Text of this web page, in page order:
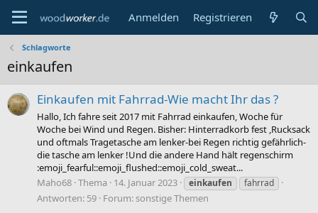
Anmelden Registrieren
Schlagworte
einkaufen
Einkaufen mit Fahrrad-Wie macht Ihr das ?
Hallo, Ich fahre seit 2017 mit Fahrrad einkaufen, Woche für
Woche bei Wind und Regen. Bisher: Hinterradkorb fest ,Rucksack
und oftmals Tragetasche am lenker-bei Regen richtig gefährlich-
die tasche am lenker !Und die andere Hand hält regenschirm
:emoji_fearful::emoji_flushed::emoji_cold_sweat...
Maho68 Thema 14. Januar 2023 einkaufen fahrrad
Antworten: 59 Forum:sonstige Themen